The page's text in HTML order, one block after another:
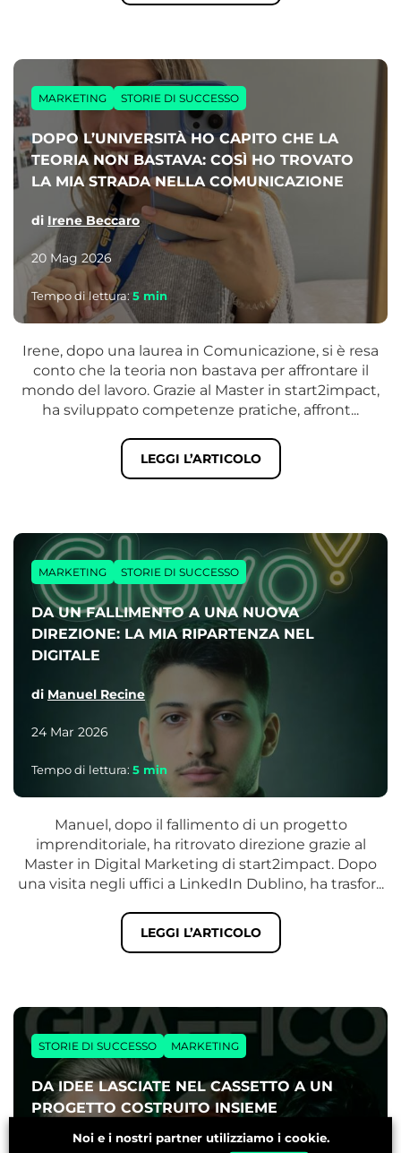
MARKETING STORIE DI SUCCESSO
DOPO L’UNIVERSITÀ HO CAPITO CHE LA
TEORIA NON BASTAVA: COSÌ HO TROVATO
LA MIA STRADA NELLA COMUNICAZIONE
di Irene Beccaro
20 Mag 2026
Tempo di lettura:5 min
Irene, dopo una laurea in Comunicazione, si è resa
conto che la teoria non bastava per affrontare il
mondo del lavoro. Grazie al Master in start2impact,
ha sviluppato competenze pratiche, affront...
LEGGI L’ARTICOLO
MARKETING STORIE DI SUCCESSO
DA UN FALLIMENTO A UNA NUOVA
DIREZIONE: LA MIA RIPARTENZA NEL
DIGITALE
di Manuel Recine
24 Mar 2026
Tempo di lettura: 5 min
Manuel, dopo il fallimento di un progetto
imprenditoriale, ha ritrovato direzione grazie al
Master in Digital Marketing di start2impact. Dopo
una visita negli uffici a LinkedIn Dublino, ha trasfor...
LEGGI L’ARTICOLO
STORIE DI SUCCESSO MARKETING
DA IDEE LASCIATE NEL CASSETTO A UN
PROGETTO COSTRUITO INSIEME
Noi e i nostri partner utilizziamo i cookie.